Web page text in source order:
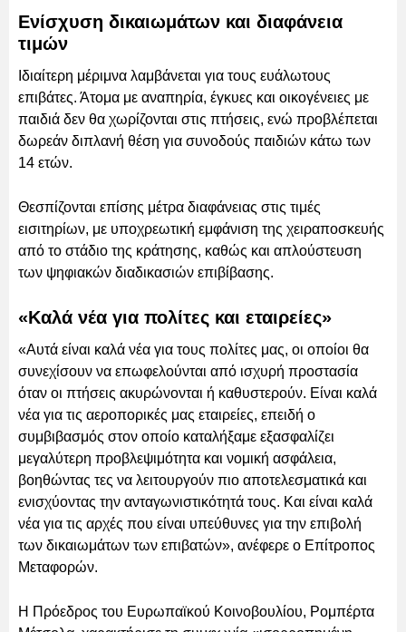
Ενίσχυση δικαιωμάτων και διαφάνεια
τιμών
Ιδιαίτερη μέριμνα λαμβάνεται για τους ευάλωτους
επιβάτες. Άτομα με αναπηρία, έγκυες και οικογένειες με
παιδιά δεν θα χωρίζονται στις πτήσεις, ενώ προβλέπεται
δωρεάν διπλανή θέση για συνοδούς παιδιών κάτω των
14 ετών.
Θεσπίζονται επίσης μέτρα διαφάνειας στις τιμές
εισιτηρίων, με υποχρεωτική εμφάνιση της χειραποσκευής
από το στάδιο της κράτησης, καθώς και απλούστευση
των ψηφιακών διαδικασιών επιβίβασης.
«Καλά νέα για πολίτες και εταιρείες»
«Αυτά είναι καλά νέα για τους πολίτες μας, οι οποίοι θα
συνεχίσουν να επωφελούνται από ισχυρή προστασία
όταν οι πτήσεις ακυρώνονται ή καθυστερούν. Είναι καλά
νέα για τις αεροπορικές μας εταιρείες, επειδή ο
συμβιβασμός στον οποίο καταλήξαμε εξασφαλίζει
μεγαλύτερη προβλεψιμότητα και νομική ασφάλεια,
βοηθώντας τες να λειτουργούν πιο αποτελεσματικά και
ενισχύοντας την ανταγωνιστικότητά τους. Και είναι καλά
νέα για τις αρχές που είναι υπεύθυνες για την επιβολή
των δικαιωμάτων των επιβατών», ανέφερε ο Επίτροπος
Μεταφορών.
Η Πρόεδρος του Ευρωπαϊκού Κοινοβουλίου, Ρομπέρτα